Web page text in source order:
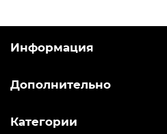
Информация
Дополнительно
Категории